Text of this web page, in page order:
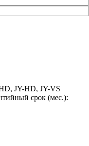
JY-HD, JY-VS
срок (мес.):